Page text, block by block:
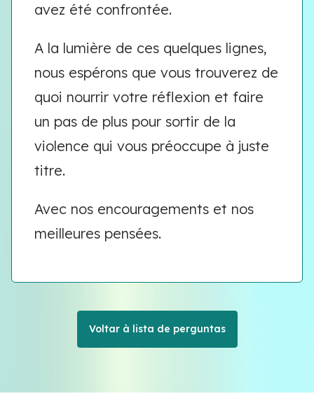
avez été confrontée.
A la lumière de ces quelques lignes,
nous espérons que vous trouverez de
quoi nourrir votre réflexion et faire
un pas de plus pour sortir de la
violence qui vous préoccupe à juste
titre.
Avec nos encouragements et nos
meilleures pensées.
Voltar à lista de perguntas